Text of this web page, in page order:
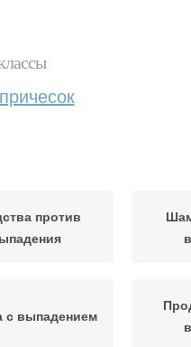
против
с выпадением